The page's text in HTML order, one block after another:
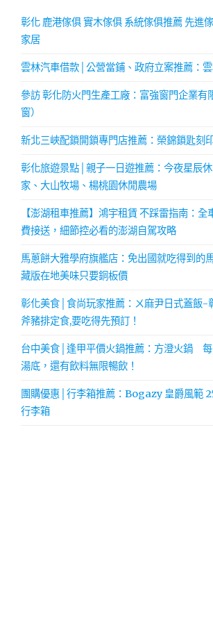
彰化 鹿港傢俱 實木傢俱 系統傢俱推薦 先進
家居
雲林汽車借款│公營當鋪、政府立案推薦：
參訪 彰化防火門生產工廠：富強窗門企業有
窗）
新北三峽配鎖開鎖專門店推薦：榮錦鎖匙刻
彰化旅遊景點│親子一日遊推薦：今夜星辰
家、大山牧場、楊桃園休閒農場
【澎湖租車推薦】鴻宇租賃 不踩雷指南：
費接送，細節控必看的澎湖自駕攻略
馬蔥餅大雅學府旗艦店：免出國就吃得到的
藏版在地美味只要銅板價
彰化美食│食尚玩家推薦：ㄨ麻尹日式蓋飯-
斧豬排定食,要吃得先預訂！
台中美食│逢甲平價火鍋推薦：方澄火鍋
湯底，還有飲料無限暢飲！
團購優惠│行李箱推薦：Bogazy 皇爵風範
行李箱